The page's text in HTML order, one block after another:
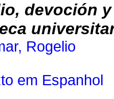
devoción
Rogelio
em Espanhol